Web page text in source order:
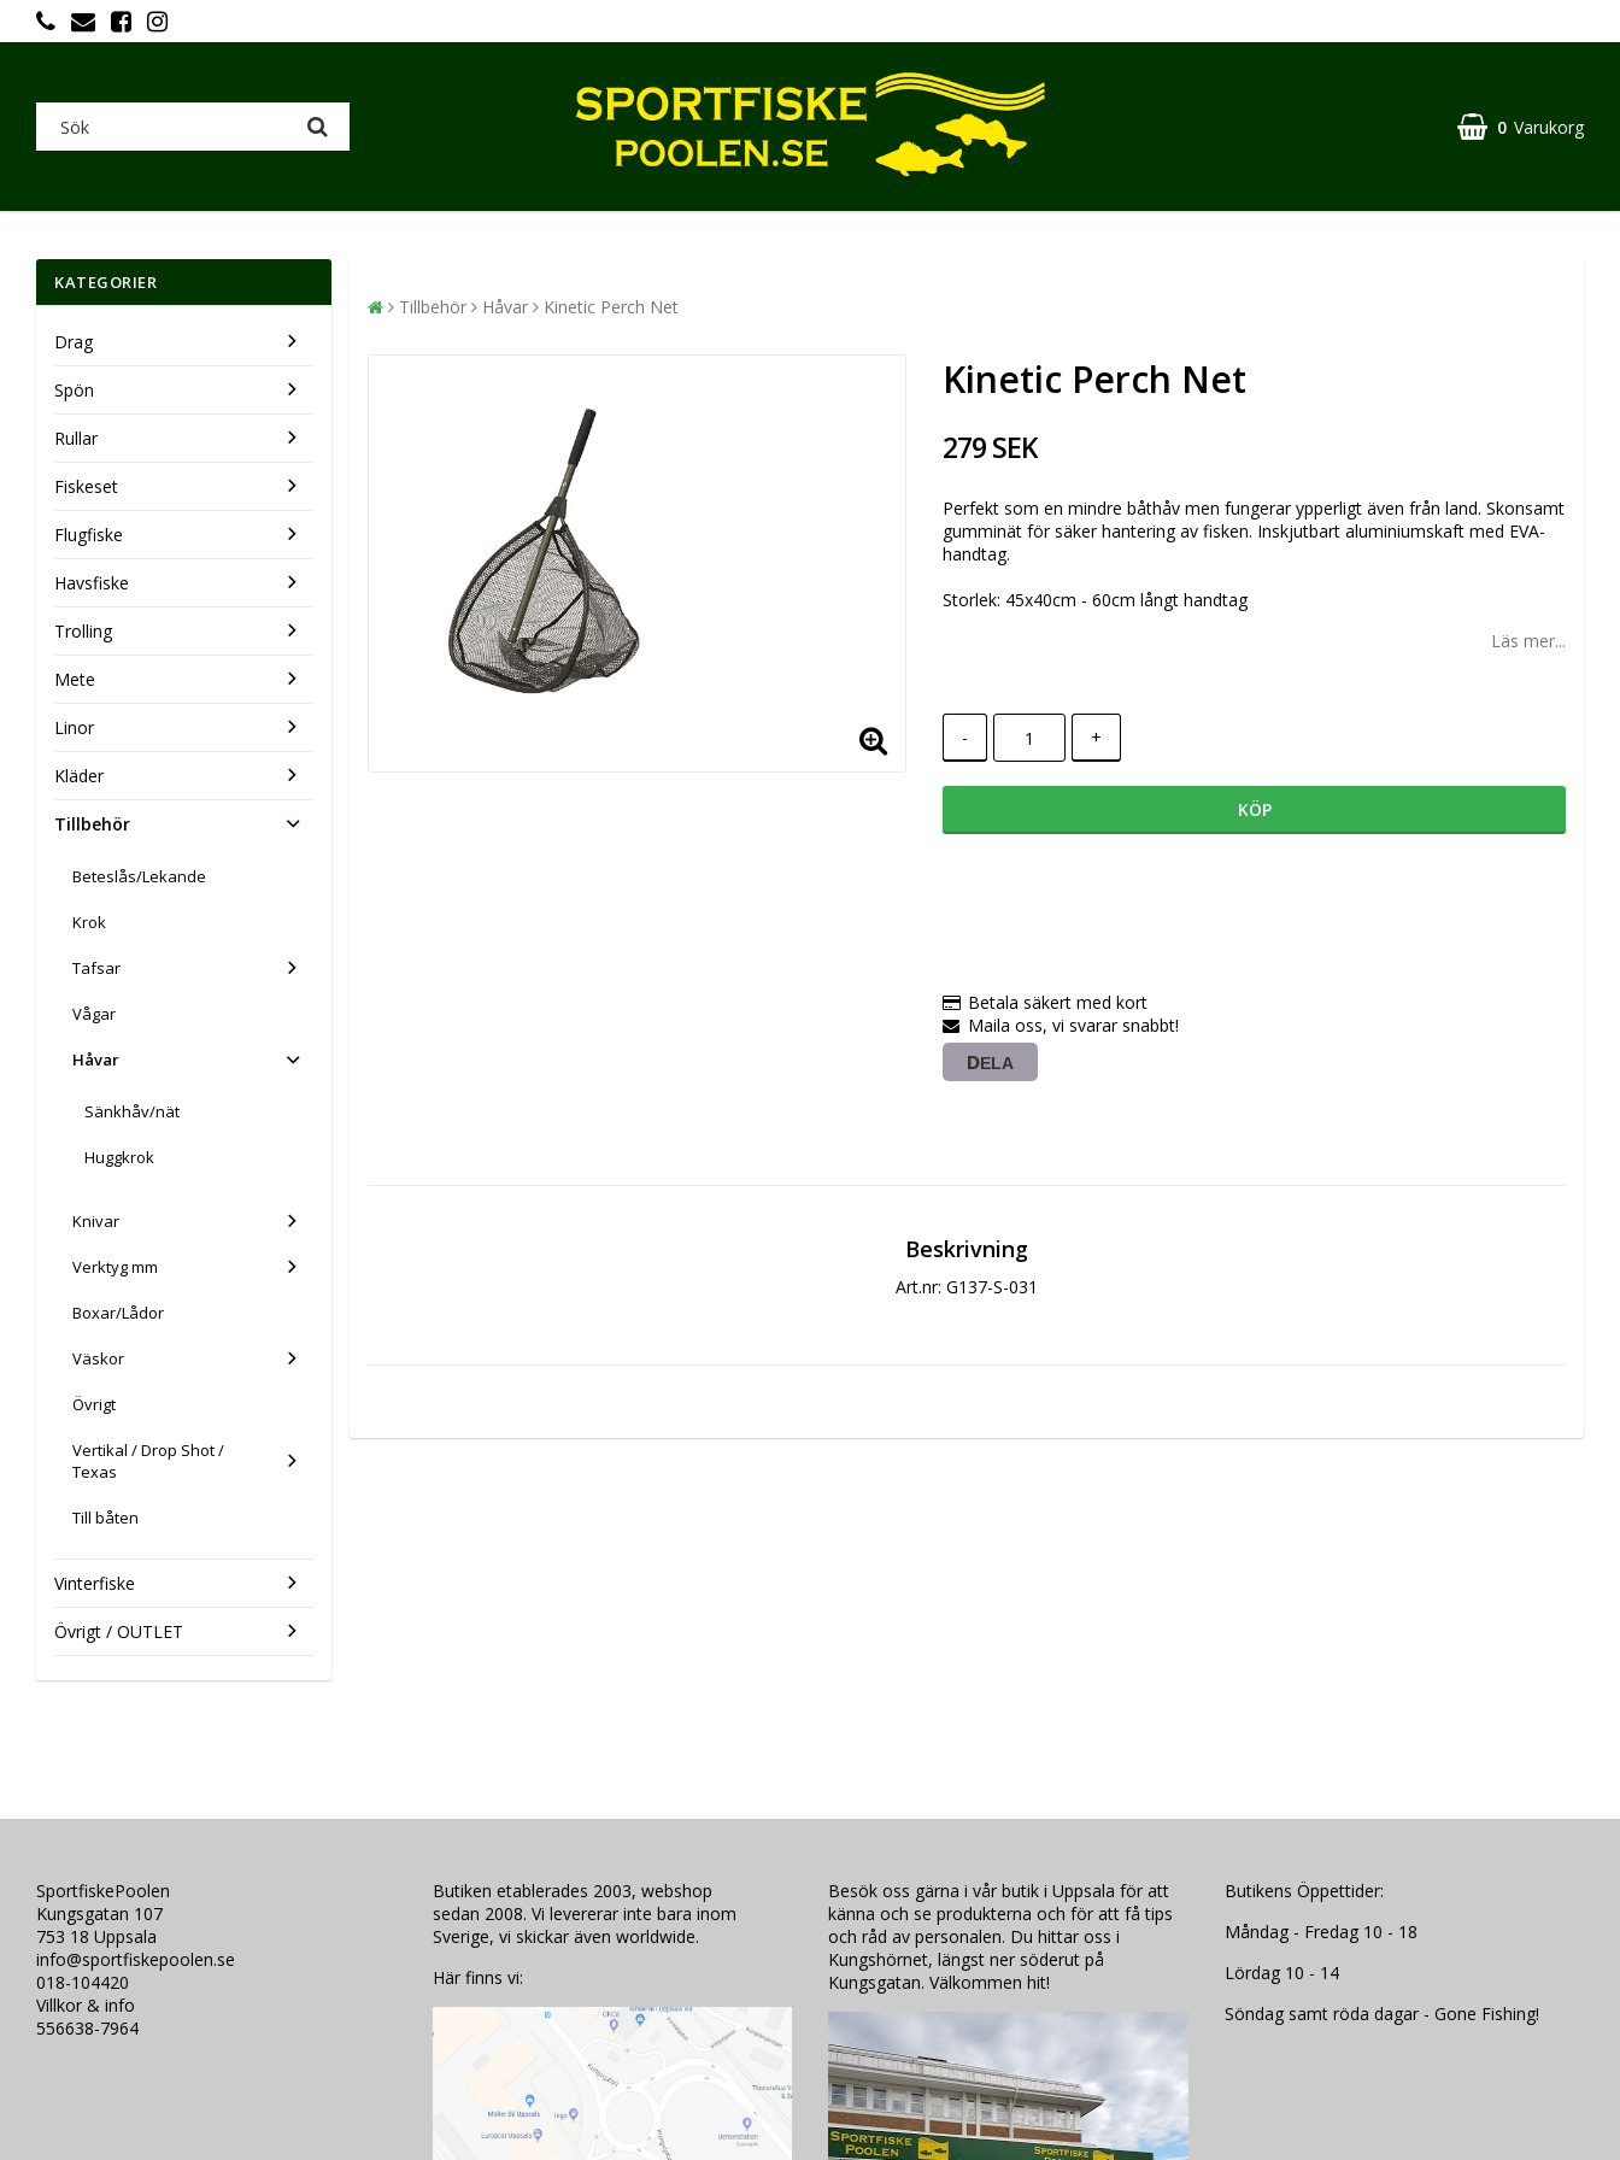
0 Varukorg
KATEGORIER
Drag
Spön
Rullar
Fiskeset
Flugfiske
Havsfiske
Trolling
Mete
Linor
Kläder
Tillbehör
Beteslås/Lekande
Krok
Tafsar
Vågar
Håvar
Sänkhåv/nät
Huggkrok
Knivar
Verktyg mm
Boxar/Lådor
Väskor
Övrigt
Vertikal / Drop Shot /
Texas
Till båten
Vinterfiske
Övrigt / OUTLET
Tillbehör Håvar Kinetic Perch Net
Kinetic Perch Net
279 SEK
Perfekt som en mindre båthåv men fungerar ypperligt även från land. Skonsamt
gumminät för säker hantering av fisken. Inskjutbart aluminiumskaft med EVA-
handtag.
Storlek: 45x40cm - 60cm långt handtag
Läs mer...
- +
KÖP
Betala säkert med kort
Maila oss, vi svarar snabbt!
DELA
Beskrivning
Art.nr: G137-S-031
SportfiskePoolen
Kungsgatan 107
753 18 Uppsala
info@sportfiskepoolen.se
018-104420
Villkor & info
556638-7964
Butiken etablerades 2003, webshop
sedan 2008. Vi levererar inte bara inom
Sverige, vi skickar även worldwide.
Här finns vi:
Besök oss gärna i vår butik i Uppsala för att
känna och se produkterna och för att få tips
och råd av personalen. Du hittar oss i
Kungshörnet, längst ner söderut på
Kungsgatan. Välkommen hit!
Butikens Öppettider:
Måndag - Fredag 10 - 18
Lördag 10 - 14
Söndag samt röda dagar - Gone Fishing!